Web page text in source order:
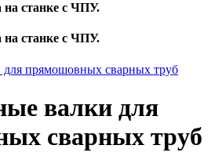
станке с ЧПУ.
станке с ЧПУ.
валки для
сварных труб